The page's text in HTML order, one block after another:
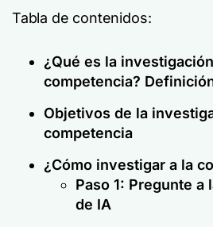
Tabla de contenidos:
¿Qué es la
competencia?
Objetivos de la
competencia
¿Cómo investigar a la
Paso 1: Pregunte a
de IA